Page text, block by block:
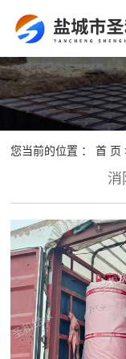
网站首页
关于我们
产品中心
新闻资讯
在线留言
联系我们
您当前的位置 ：首 页
消